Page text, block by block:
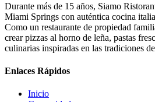
Durante más de 15 años, Siamo
Miami Springs con auténtica cocina
Como un restaurante de propiedad
crear pizzas al horno de leña, pastas
culinarias inspiradas en las tradiciones
Enlaces Rápidos
Inicio